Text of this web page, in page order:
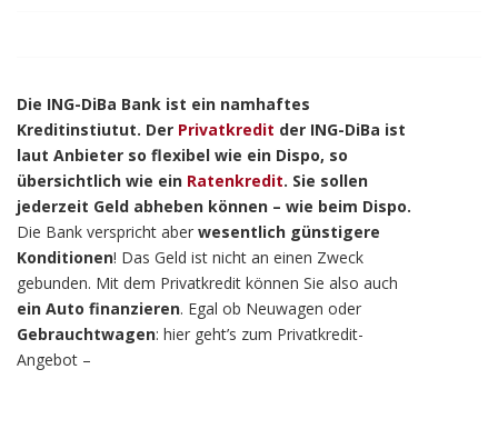
Die ING-DiBa Bank ist ein namhaftes
Kreditinstiutut. Der Privatkredit der ING-DiBa ist
laut Anbieter so flexibel wie ein Dispo, so
übersichtlich wie ein Ratenkredit. Sie sollen
jederzeit Geld abheben können – wie beim Dispo.
Die Bank verspricht aber wesentlich günstigere
Konditionen! Das Geld ist nicht an einen Zweck
gebunden. Mit dem Privatkredit können Sie also auch
ein Auto finanzieren. Egal ob Neuwagen oder
Gebrauchtwagen: hier geht’s zum Privatkredit-
Angebot –